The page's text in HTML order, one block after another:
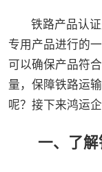
铁路产品认
专用产品进行的
可以确保产品符
量，保障铁路运
呢？接下来鸿运
一、了